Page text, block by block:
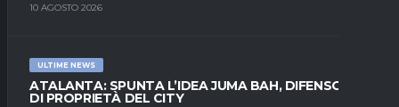
10 AGOSTO 2026
ULTIME NEWS
ATALANTA: SPUNTA L’IDEA JUMA BAH, DIFENSORE
DI PROPRIETÀ DEL CITY